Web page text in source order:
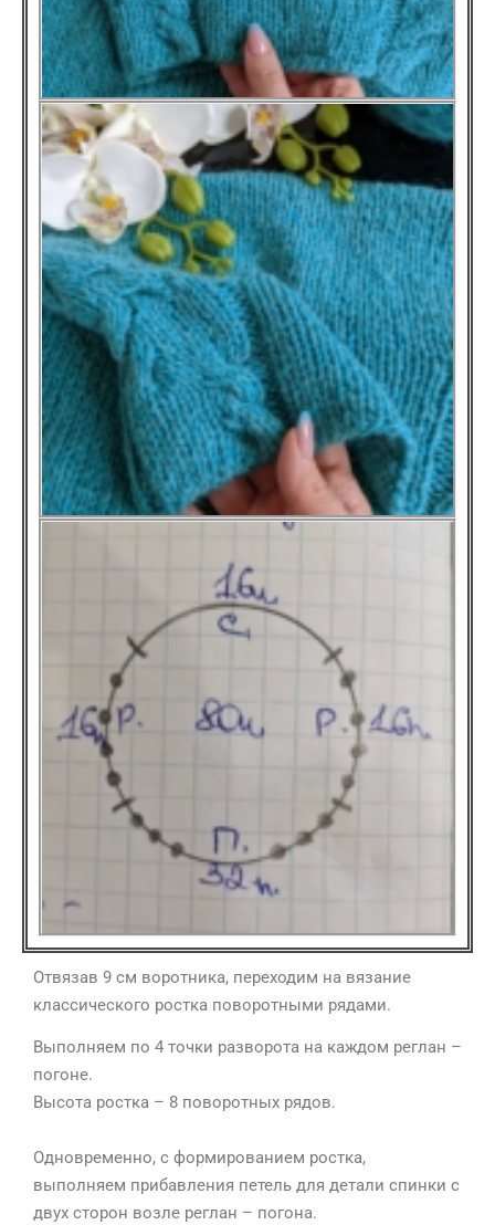
Отвязав 9 см воротника, переходим на вязание
классического ростка поворотными рядами.
Выполняем по 4 точки разворота на каждом реглан –
погоне.
Высота ростка – 8 поворотных рядов.
Одновременно, с формированием ростка,
выполняем прибавления петель для детали спинки с
двух сторон возле реглан – погона.